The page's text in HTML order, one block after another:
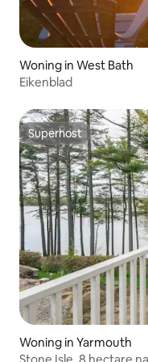
Woning in West Bath
Eikenblad
Superhost
Superhost
Woning in Yarmouth